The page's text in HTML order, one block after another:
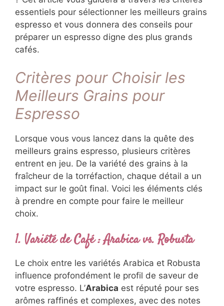
essentiels pour sélectionner les meilleurs grains
espresso et vous donnera des conseils pour
préparer un espresso digne des plus grands
cafés.
Critères pour Choisir les
Meilleurs Grains pour
Espresso
Lorsque vous vous lancez dans la quête des
meilleurs grains espresso, plusieurs critères
entrent en jeu. De la variété des grains à la
fraîcheur de la torréfaction, chaque détail a un
impact sur le goût final. Voici les éléments clés
à prendre en compte pour faire le meilleur
choix.
1. Variété de Café : Arabica vs. Robusta
Le choix entre les variétés Arabica et Robusta
influence profondément le profil de saveur de
votre espresso. L’Arabica est réputé pour ses
arômes raffinés et complexes, avec des notes